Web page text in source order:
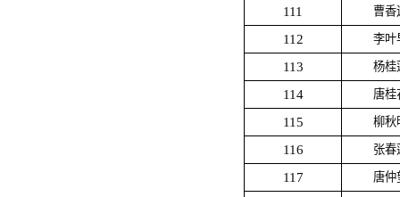
111 曹香
112 李叶
113 杨桂
114 唐桂
115 柳秋
116 张春
117 唐仲